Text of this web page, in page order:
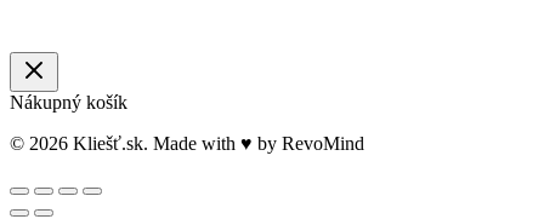
Nákupný košík
© 2026 Kliešť.sk. Made with ♥ by RevoMind